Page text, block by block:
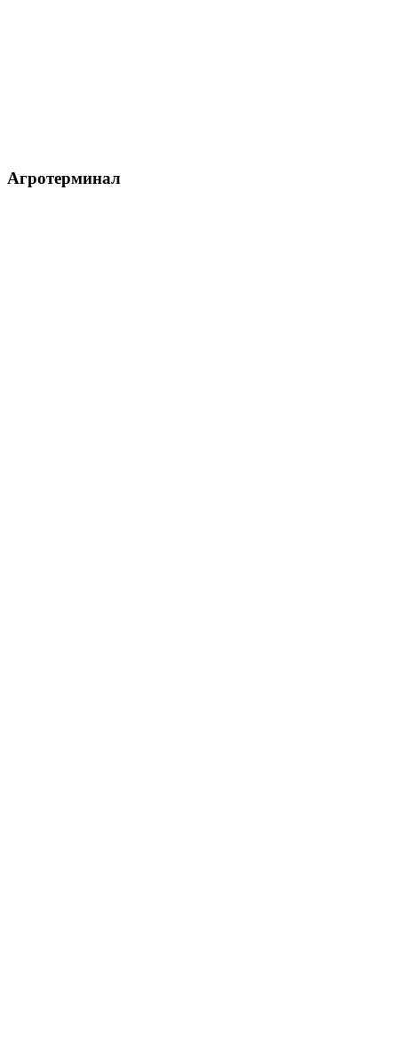
Агротерминал